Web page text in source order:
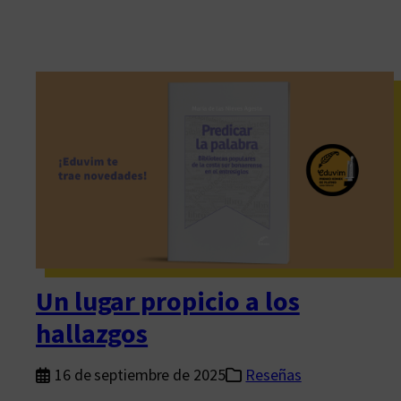
Un lugar propicio a los
hallazgos
16 de septiembre de 2025 Reseñas